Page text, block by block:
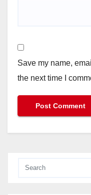
Save my name,
the next time I